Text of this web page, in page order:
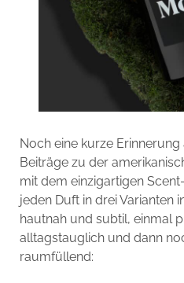
Noch eine kurze
Beiträge zu der
mit dem einzigartigen
jeden Duft in drei Varianten
hautnah und subtil, einmal
alltagstauglich und dann
raumfüllend: